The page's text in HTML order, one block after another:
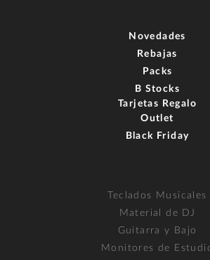
Novedades
Rebajas
Packs
B Stocks
Tarjetas Regalo
Outlet
Black Friday
Teclados Musicales
Material de DJ
Guitarra y Bajo
Monitores de